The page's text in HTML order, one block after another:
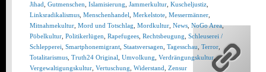
Jihad Gutmenschen Islamisierung Jammerkultur Kuscheljustiz
Linksradikalismus Menschenhandel Merkelstote Messermänner
Mitnahmekultur Mord und Totschlag Mordkultur News NoGo Area,
Pöbelkultur Politikerlügen Rapefugees Rechtsbeugung Schleuserei /
Schlepperei Smartphonemigrant Staatsversagen Tagesschau Terror
Totalitarismus Truth24 Original Umvolkung Verdrängungskultur,
Vergewaltigungskultur Vertuschung Widerstand Zensur